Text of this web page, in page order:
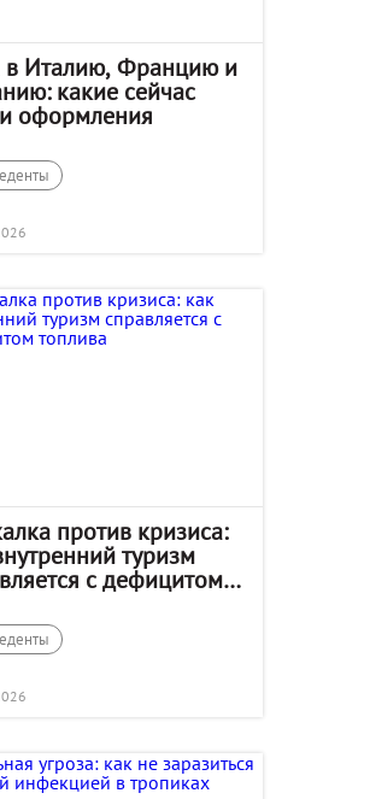
в Италию, Францию и
какие сейчас
оформления
против кризиса:
туризм
с дефицитом